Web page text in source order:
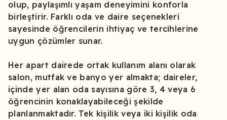
içerisinde yer alır ve sadece oda sakinleri tarafından
kullanılır.
olup, paylaşımlı yaşam deneyimini konforla
birleştirir. Farklı oda ve daire seçenekleri
sayesinde öğrencilerin ihtiyaç ve tercihlerine
uygun çözümler sunar.
Her apart dairede ortak kullanım alanı olarak
salon, mutfak ve banyo yer almakta; daireler,
içinde yer alan oda sayısına göre 3, 4 veya 6
öğrencinin konaklayabileceği şekilde
planlanmaktadır. Tek kişilik veya iki kişilik oda